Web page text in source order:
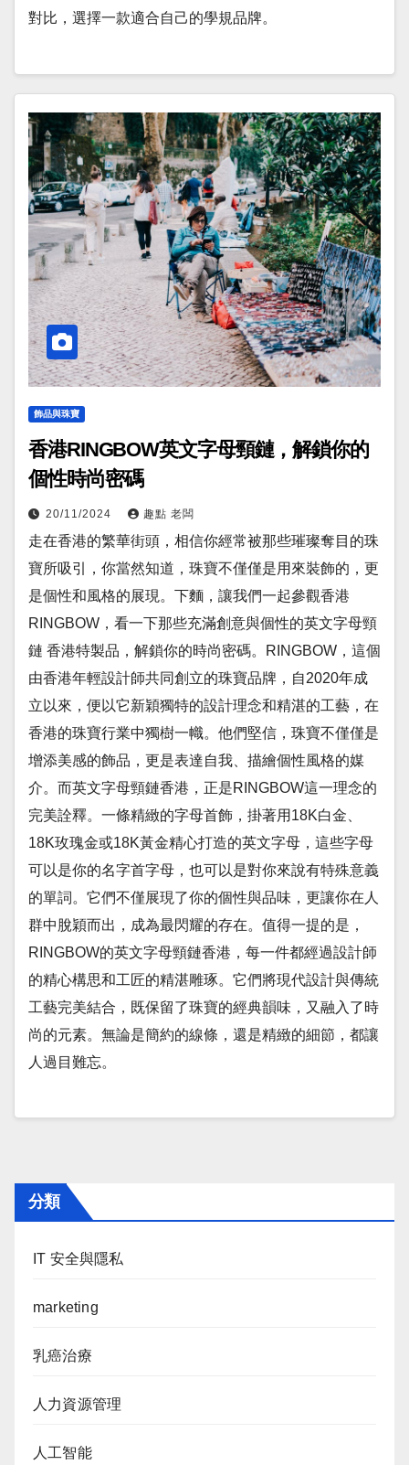
對比，選擇一款適合自己的學規品牌。
飾品與珠寶
香港RINGBOW英文字母頸鏈，解鎖你的
個性時尚密碼
20/11/2024 趣點 老闆
走在香港的繁華街頭，相信你經常被那些璀璨奪目的珠
寶所吸引，你當然知道，珠寶不僅僅是用來裝飾的，更
是個性和風格的展現。下麵，讓我們一起參觀香港
RINGBOW，看一下那些充滿創意與個性的英文字母頸
鏈 香港特製品，解鎖你的時尚密碼。RINGBOW，這個
由香港年輕設計師共同創立的珠寶品牌，自2020年成
立以來，便以它新穎獨特的設計理念和精湛的工藝，在
香港的珠寶行業中獨樹一幟。他們堅信，珠寶不僅僅是
增添美感的飾品，更是表達自我、描繪個性風格的媒
介。而英文字母頸鏈香港，正是RINGBOW這一理念的
完美詮釋。一條精緻的字母首飾，掛著用18K白金、
18K玫瑰金或18K黃金精心打造的英文字母，這些字母
可以是你的名字首字母，也可以是對你來說有特殊意義
的單詞。它們不僅展現了你的個性與品味，更讓你在人
群中脫穎而出，成為最閃耀的存在。值得一提的是，
RINGBOW的英文字母頸鏈香港，每一件都經過設計師
的精心構思和工匠的精湛雕琢。它們將現代設計與傳統
工藝完美結合，既保留了珠寶的經典韻味，又融入了時
尚的元素。無論是簡約的線條，還是精緻的細節，都讓
人過目難忘。
分類
IT 安全與隱私
marketing
乳癌治療
人力資源管理
人工智能